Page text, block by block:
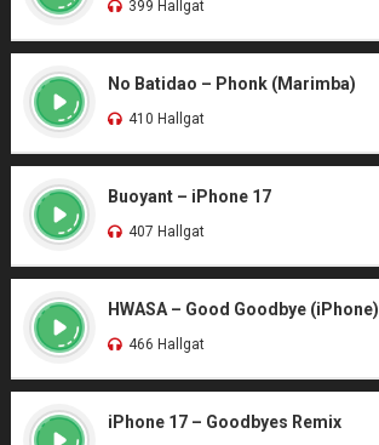
399 Hallgat
No Batidao – Phonk (Marimba)
410 Hallgat
Buoyant – iPhone 17
407 Hallgat
HWASA – Good Goodbye (iPhone)
466 Hallgat
iPhone 17 – Goodbyes Remix